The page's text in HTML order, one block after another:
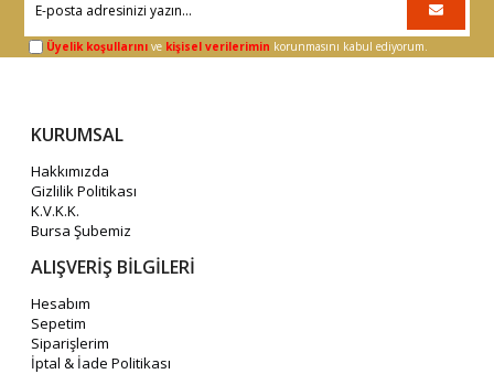
Üyelik koşullarını ve kişisel verilerimin korunmasını kabul ediyorum.
KURUMSAL
Hakkımızda
Gizlilik Politikası
K.V.K.K.
Bursa Şubemiz
ALIŞVERİŞ BİLGİLERİ
Hesabım
Sepetim
Siparişlerim
İptal & İade Politikası